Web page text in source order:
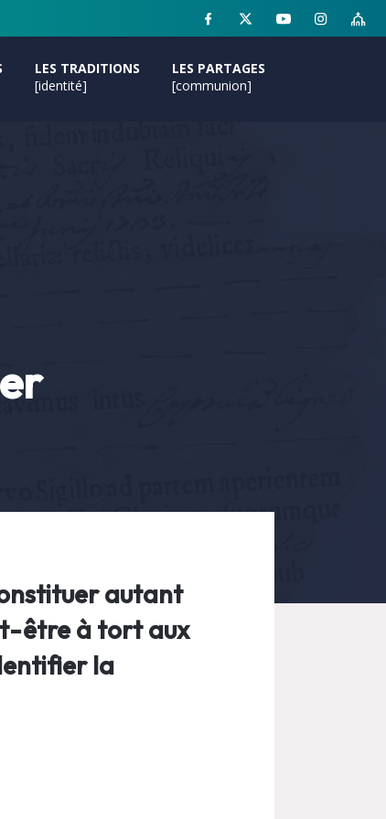
LES TRADITIONS
[identité]
LES PARTAGES
[communion]
autant
être à tort aux
la